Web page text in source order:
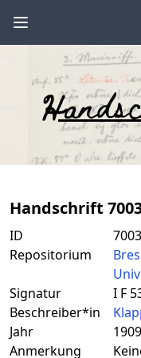
Handschrift
ID
Repositorium
Signatur
I F
Beschreiber*in
Jahr
1909
Anmerkung